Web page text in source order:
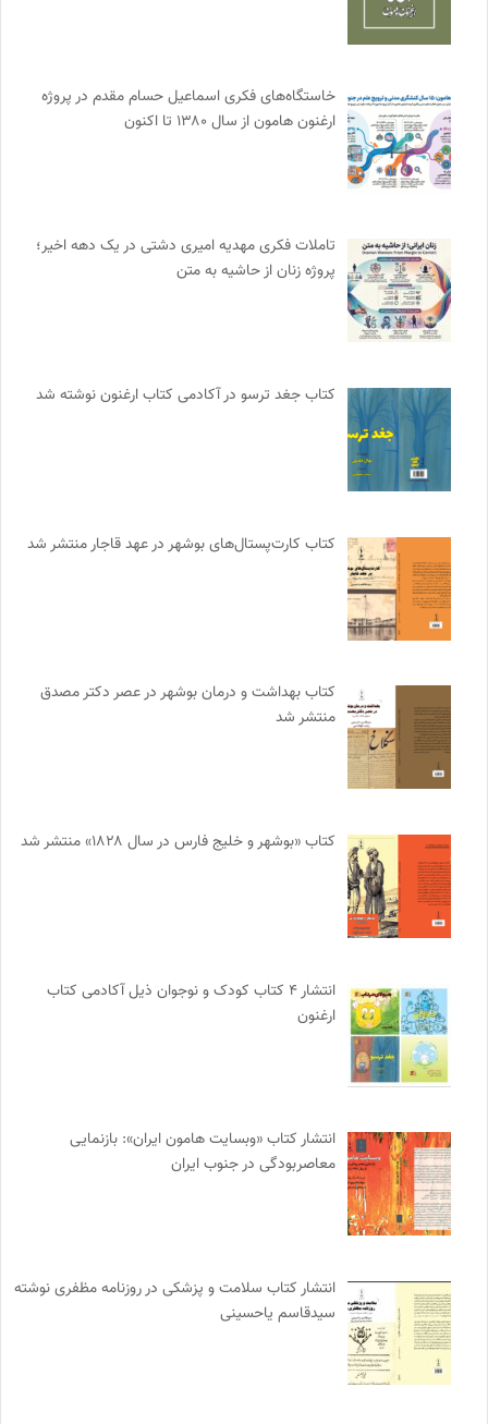
خاستگاه‌های فکری اسماعیل حسام مقدم در پروژه
ارغنون هامون از سال ۱۳۸۰ تا اکنون
تاملات فکری مهدیه امیری دشتی در یک دهه اخیر؛
پروژه زنان از حاشیه به متن
کتاب جغد ترسو در آکادمی کتاب ارغنون نوشته شد
کتاب کارت‌پستال‌های بوشهر در عهد قاجار منتشر شد
کتاب بهداشت و درمان بوشهر در عصر دکتر مصدق
منتشر شد
کتاب «بوشهر و خلیج فارس در سال ۱۸۲۸» منتشر شد
انتشار ۴ کتاب کودک و نوجوان ذیل آکادمی کتاب
ارغنون
انتشار کتاب «وبسایت هامون ایران»: بازنمایی
معاصربودگی در جنوب ایران
انتشار کتاب سلامت و پزشکی در روزنامه مظفری نوشته
سیدقاسم یاحسینی